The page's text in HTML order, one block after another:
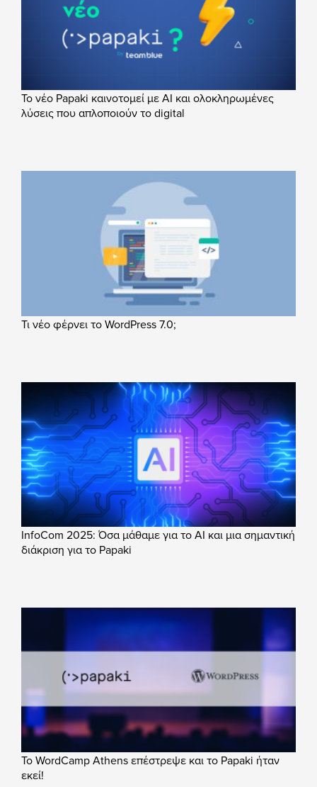
Το νέο Papaki καινοτομεί με AI και ολοκληρωμένες
λύσεις που απλοποιούν το digital
Τι νέο φέρνει το WordPress 7.0;
InfoCom 2025: Όσα μάθαμε για το AI και μια σημαντική
διάκριση για το Papaki
Το WordCamp Athens επέστρεψε και το Papaki ήταν
εκεί!